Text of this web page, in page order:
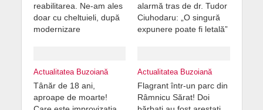
reabilitarea. Ne-am ales
doar cu cheltuieli, după
modernizare
alarmă tras de dr. Tudor
Ciuhodaru: „O singură
expunere poate fi letală”
Actualitatea Buzoiană
Tânăr de 18 ani,
aproape de moarte!
Actualitatea Buzoiană
Flagrant într-un parc din
Râmnicu Sărat! Doi